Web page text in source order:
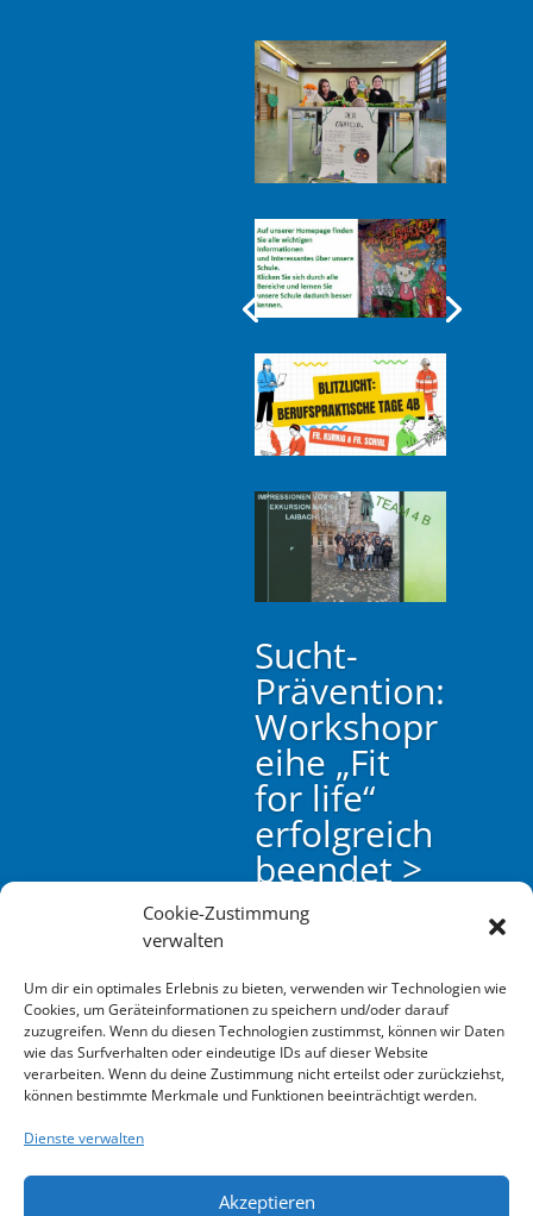
Cookie-Zustimmung
verwalten
Um dir ein optimales Erlebnis zu bieten, verwenden wir Technologien wie
Cookies, um Geräteinformationen zu speichern und/oder darauf
zuzugreifen. Wenn du diesen Technologien zustimmst, können wir Daten
wie das Surfverhalten oder eindeutige IDs auf dieser Website
verarbeiten. Wenn du deine Zustimmung nicht erteilst oder zurückziehst,
können bestimmte Merkmale und Funktionen beeinträchtigt werden.
Dienste verwalten
Akzeptieren
Sucht-
Prävention:
Workshopr
eihe „Fit
for life“
erfolgreich
beendet>